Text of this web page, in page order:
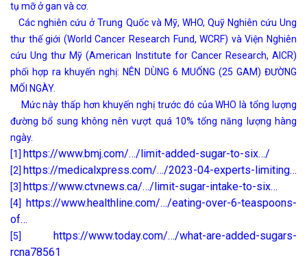
tụ mỡ ở gan và cơ.
Các nghiên cứu ở Trung Quốc và Mỹ, WHO, Quỹ Nghiên cứu Ung
thư thế giới (World Cancer Research Fund, WCRF) và Viện Nghiên
cứu Ung thư Mỹ (American Institute for Cancer Research, AICR)
phối hợp ra khuyến nghị: NÊN DÙNG 6 MUỐNG (25 GAM) ĐƯỜNG
MỐI NGÀY.
Mức này thấp hơn khuyến nghị trước đó của WHO là tổng lượng
đường bổ sung không nên vượt quá 10% tổng năng lượng hàng
ngày.
[1] https://www.bmj.com/…/limit-added-sugar-to-six…/
[2] https://medicalxpress.com/…/2023-04-experts-limiting…
[3] https://www.ctvnews.ca/…/limit-sugar-intake-to-six…
[4] https://www.healthline.com/…/eating-over-6-teaspoons-
of…
[5] https://www.today.com/…/what-are-added-sugars-
rcna78561